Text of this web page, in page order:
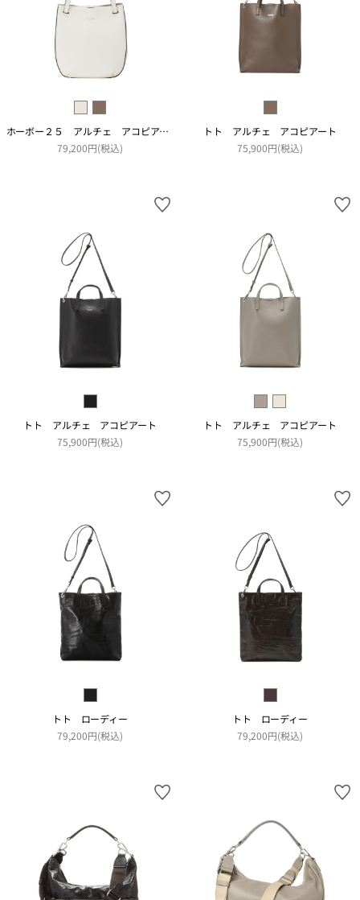
ホーボー２５ アルチェ アコピアート
79,200円(税込)
トト アルチェ アコピアート
75,900円(税込)
トト アルチェ アコピアート
75,900円(税込)
トト アルチェ アコピアート
75,900円(税込)
トト ローディー
79,200円(税込)
トト ローディー
79,200円(税込)